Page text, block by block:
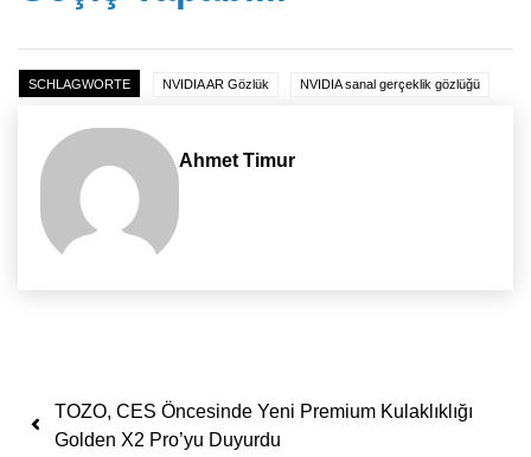
SCHLAGWORTE NVIDIA AR Gözlük NVIDIA sanal gerçeklik gözlüğü
Ahmet Timur
Yazı dolaşımı
TOZO, CES Öncesinde Yeni Premium Kulaklıklığı
Golden X2 Pro’yu Duyurdu